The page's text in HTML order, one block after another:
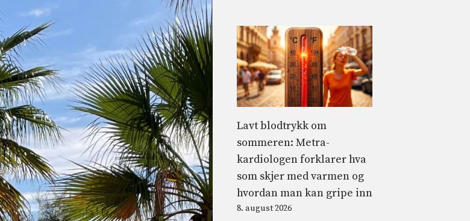
Lavt blodtrykk om
sommeren: Metra-
kardiologen forklarer hva
som skjer med varmen og
hvordan man kan gripe inn
8. august 2026